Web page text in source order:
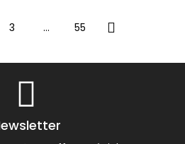
3 … 55
Suivant